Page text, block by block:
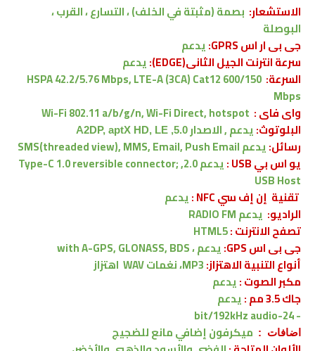
الاستشعار: بصمة (مثبتة في الخلف) ، التسارع ، القرب ،
البوصلة
جى بى ار اس GPRS:
يدعم
سرعة انترنت الجيل الثانى(EDGE):
يدعم
السرعة: HSPA 42.2/5.76 Mbps, LTE-A (3CA) Cat12 600/150
Mbps
واى فاى : Wi-Fi 802.11 a/b/g/n, Wi-Fi Direct, hotspot
البلوتوث:يدعم , الاصدار 5.0, A2DP, aptX HD, LE
رسائل:يدعمSMS(threaded view), MMS, Email, Push Email
يو اس بي USB :
يدعم
2.0, Type-C 1.0 reversible connector;
USB Host
تقنية إن إف سي NFC :
يدعم
الراديو: يدعم RADIO FM
تصفح الانترنت :HTML5
جى بى اس GPS:
يدعم ،with A-GPS, GLONASS, BDS
أنواع التنبية الاهتزاز:
اهتزاز
مكبر الصوت :يدعم
جاك 3.5 مم :
يدعم
- 24-bit/192kHz audio
اضافات : ميكرفون إضافي مانع للضجيج